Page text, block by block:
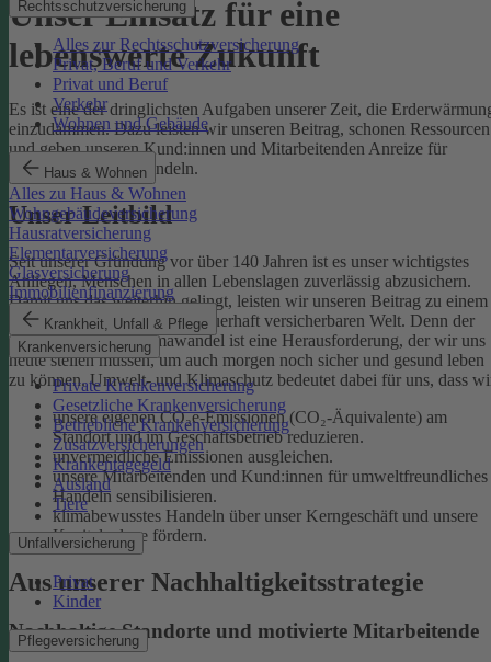
Rechtsschutzversicherung
Alles zur Rechtsschutzversicherung
Privat, Beruf und Verkehr
Privat und Beruf
Verkehr
Wohnen und Gebäude
Haus & Wohnen
Alles zu Haus & Wohnen
Wohngebäudeversicherung
Hausratversicherung
Elementarversicherung
Glasversicherung
Immobilienfinanzierung
Krankheit, Unfall & Pflege
Krankenversicherung
Private Krankenversicherung
Gesetzliche Krankenversicherung
Betriebliche Krankenversicherung
Zusatzversicherungen
Krankentagegeld
Ausland
Tiere
Unfallversicherung
Privat
Kinder
Pflegeversicherung
Unser Einsatz für eine
lebenswerte Zukunft
Es ist eine der dringlichsten Aufgaben unserer Zeit, die
einzudämmen. Dazu leisten wir unseren Beitrag, schonen Ressourcen
und geben unseren Kund:innen und Mitarbeitenden Anreize für
umweltbewusstes Handeln.
Unser Leitbild
Seit unserer Gründung vor über 140 Jahren ist es unser wichtigstes
Anliegen, Menschen in allen Lebenslagen zuverlässig abzusichern.
Damit uns das weiterhin gelingt, leisten wir unseren Beitrag zu einem
gesunden Klima und einer dauerhaft versicherbaren Welt. Denn der
menschgemachte Klimawandel ist eine Herausforderung, der wir uns
heute stellen müssen, um auch morgen noch sicher und gesund leben
zu können.Umwelt- und Klimaschutz bedeutet dabei für uns, dass
unsere eigenen CO₂e-Emissionen (CO₂-Äquivalente) am
Standort und im Geschäftsbetrieb reduzieren.
unvermeidliche Emissionen ausgleichen.
unsere Mitarbeitenden und Kund:innen für umweltfreundliches
Handeln sensibilisieren.
klimabewusstes Handeln über unser Kerngeschäft und unsere
Kapitalanlage fördern.
Aus unserer Nachhaltigkeitsstrategie
Nachhaltige Standorte und motivierte Mitarbeitende